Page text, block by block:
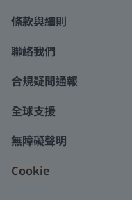
條款與細則
聯絡我們
合規疑問通報
全球支援
無障礙聲明
Cookie